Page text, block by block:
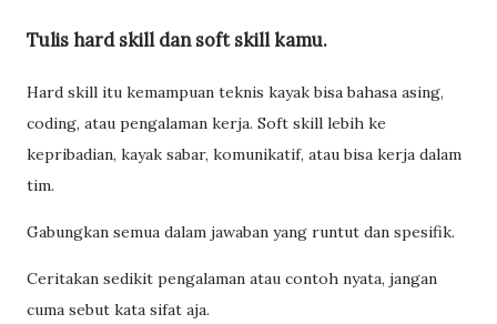
Tulis hard skill dan soft skill kamu.
Hard skill itu kemampuan teknis kayak bisa bahasa asing,
coding, atau pengalaman kerja. Soft skill lebih ke
kepribadian, kayak sabar, komunikatif, atau bisa kerja dalam
tim.
Gabungkan semua dalam jawaban yang runtut dan spesifik.
Ceritakan sedikit pengalaman atau contoh nyata, jangan
cuma sebut kata sifat aja.